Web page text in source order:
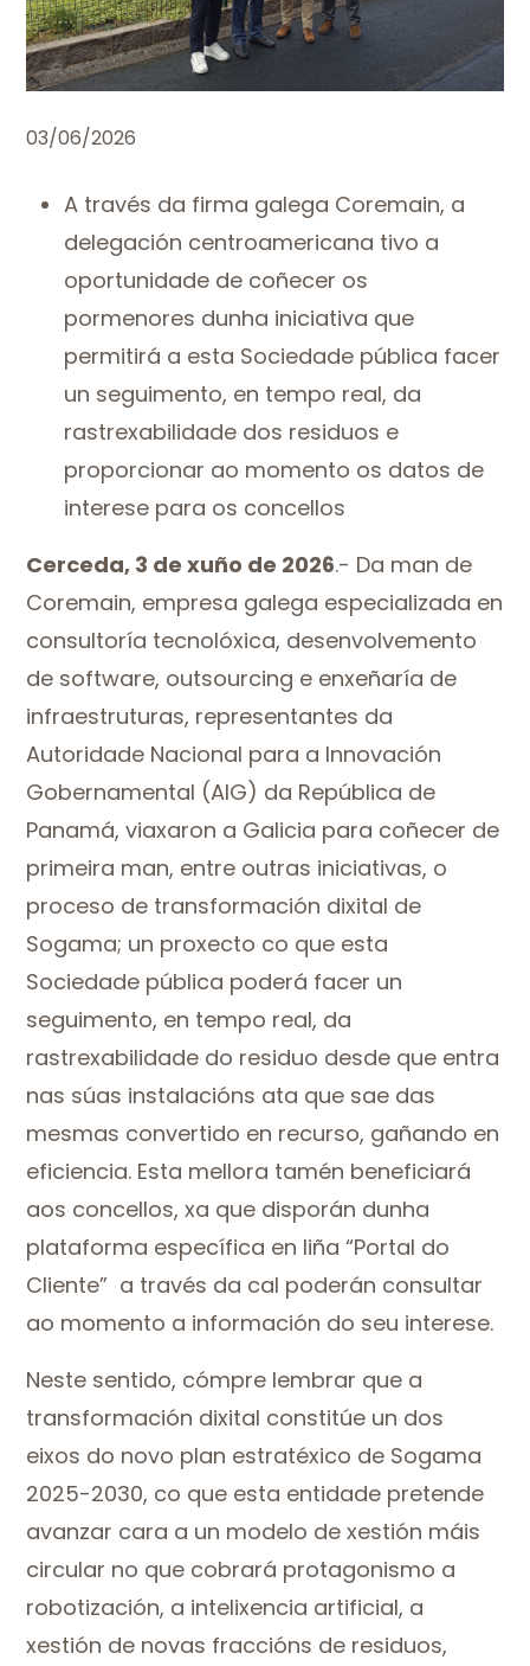
03/06/2026
A través da firma galega Coremain, a
delegación centroamericana tivo a
oportunidade de coñecer os
pormenores dunha iniciativa que
permitirá a esta Sociedade pública facer
un seguimento, en tempo real, da
rastrexabilidade dos residuos e
proporcionar ao momento os datos de
interese para os concellos
Cerceda, 3 de xuño de 2026.- Da man de
Coremain, empresa galega especializada en
consultoría tecnolóxica, desenvolvemento
de software, outsourcing e enxeñaría de
infraestruturas, representantes da
Autoridade Nacional para a Innovación
Gobernamental (AIG) da República de
Panamá, viaxaron a Galicia para coñecer de
primeira man, entre outras iniciativas, o
proceso de transformación dixital de
Sogama; un proxecto co que esta
Sociedade pública poderá facer un
seguimento, en tempo real, da
rastrexabilidade do residuo desde que entra
nas súas instalacións ata que sae das
mesmas convertido en recurso, gañando en
eficiencia. Esta mellora tamén beneficiará
aos concellos, xa que disporán dunha
plataforma específica en liña “Portal do
Cliente” a través da cal poderán consultar
ao momento a información do seu interese.
Neste sentido, cómpre lembrar que a
transformación dixital constitúe un dos
eixos do novo plan estratéxico de Sogama
2025-2030, co que esta entidade pretende
avanzar cara a un modelo de xestión máis
circular no que cobrará protagonismo a
robotización, a intelixencia artificial, a
xestión de novas fraccións de residuos,